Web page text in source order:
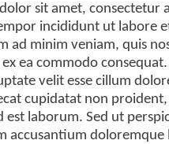
sit amet, consectetur
incididunt ut labore
ad minim veniam, quis
ea commodo
velit esse cillum
cupidatat non
laborum. Sed ut
accusantium